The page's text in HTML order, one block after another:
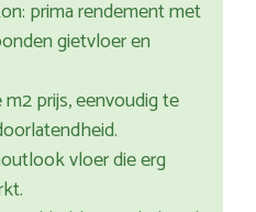
prima rendement met
gietvloer en
prijs, eenvoudig te
vloer die erg